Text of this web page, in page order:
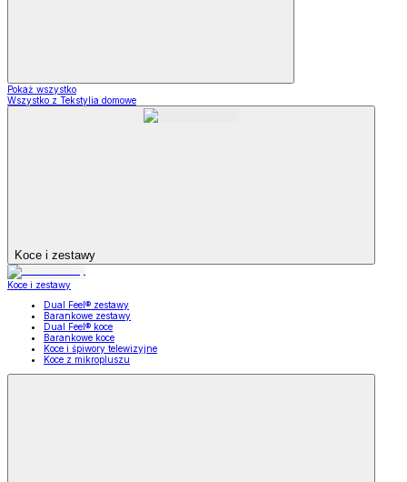
Pokaż wszystko
Wszystko z Tekstylia domowe
Koce i zestawy
Koce i zestawy
Dual Feel® zestawy
Barankowe zestawy
Dual Feel® koce
Barankowe koce
Koce i śpiwory telewizyjne
Koce z mikropluszu